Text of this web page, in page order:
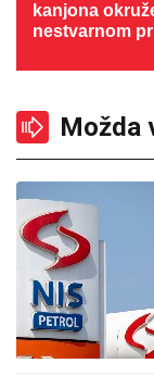
kanjona
nestvarnom
Možda